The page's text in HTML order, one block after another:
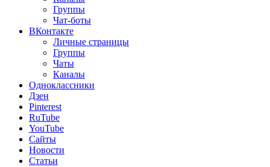
Группы
Чат-боты
ВКонтакте
Личные страницы
Группы
Чаты
Каналы
Одноклассники
Дзен
Pinterest
RuTube
YouTube
Сайты
Новости
Статьи